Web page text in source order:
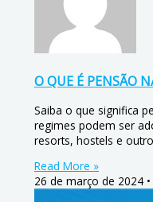
O QUE É PENSÃO
Saiba o que significa
regimes podem ser
resorts, hostels e
Read More »
26 de março de 2024